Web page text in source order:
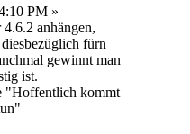
PM »
anhängen,
fürn
gewinnt man
ist.
"Hoffentlich kommt